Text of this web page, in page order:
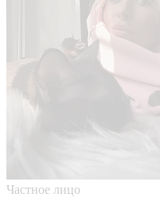
Частное лицо